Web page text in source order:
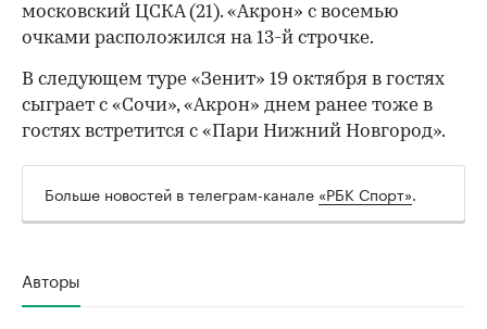
московский ЦСКА (21). «Акрон» с восемью
очками расположился на 13-й строчке.
В следующем туре «Зенит» 19 октября в гостях
сыграет с «Сочи», «Акрон» днем ранее тоже в
гостях встретится с «Пари Нижний Новгород».
Больше новостей в телеграм-канале «РБК Спорт».
Авторы